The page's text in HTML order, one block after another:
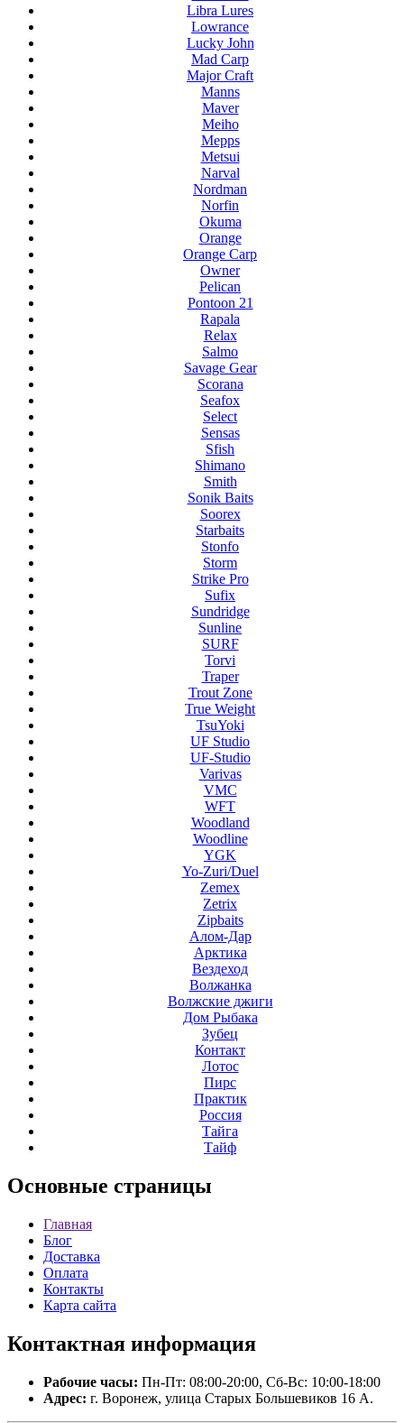
Libra Lures
Lowrance
Lucky John
Mad Carp
Major Craft
Manns
Maver
Meiho
Mepps
Metsui
Narval
Nordman
Norfin
Okuma
Orange
Orange Carp
Owner
Pelican
Pontoon 21
Rapala
Relax
Salmo
Savage Gear
Scorana
Seafox
Select
Sensas
Sfish
Shimano
Smith
Sonik Baits
Soorex
Starbaits
Stonfo
Storm
Strike Pro
Sufix
Sundridge
Sunline
SURF
Torvi
Traper
Trout Zone
True Weight
TsuYoki
UF Studio
UF-Studio
Varivas
VMC
WFT
Woodland
Woodline
YGK
Yo-Zuri/Duel
Zemex
Zetrix
Zipbaits
Алом-Дар
Арктика
Вездеход
Волжанка
Волжские джиги
Дом Рыбака
Зубец
Контакт
Лотос
Пирс
Практик
Россия
Тайга
Тайф
Основные страницы
Главная
Блог
Доставка
Оплата
Контакты
Карта сайта
Контактная информация
Рабочие часы: Пн-Пт: 08:00-20:00, Сб-Вс: 10:00-18:00
Адрес: г. Воронеж, улица Старых Большевиков 16 А.